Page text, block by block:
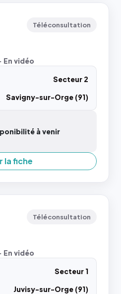
Téléconsultation
En vidéo
Secteur 2
Savigny-sur-Orge (91)
à venir
la fiche
Téléconsultation
En vidéo
Secteur 1
Juvisy-sur-Orge (91)